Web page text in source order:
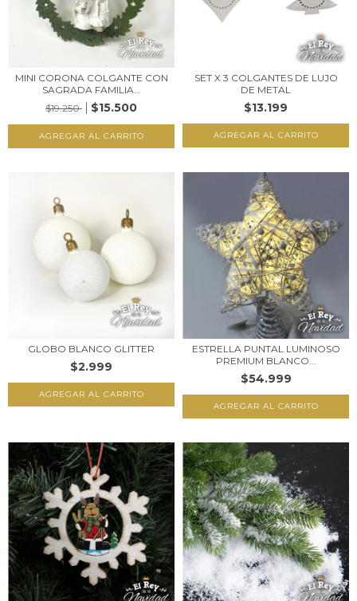
MINI CORONA COLGANTE CON
SAGRADA FAMILIA...
$19.250
$15.500
SET X 3 COLGANTES DE LUJO
DE METAL
$13.199
GLOBO BLANCO GLITTER
$2.999
AGREGAR AL CARRITO
ESTRELLA PUNTAL LUMINOSO
PREMIUM BLANCO...
$54.999